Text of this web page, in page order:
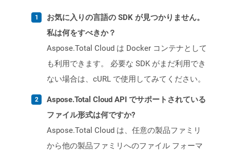
お気に入りの言語の SDK が見つかりません。
私は何をすべきか？
Aspose.Total Cloud は Docker コンテナとして
も利用できます。 必要な SDK がまだ利用でき
ない場合は、cURL で使用してみてください。
Aspose.Total Cloud API でサポートされている
ファイル形式は何ですか?
Aspose.Total Cloud は、任意の製品ファミリ
から他の製品ファミリへのファイル フォーマ